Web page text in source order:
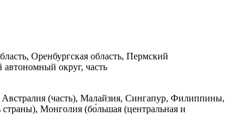
Оренбургская область, Пермский
округ, часть
(часть), Малайзия, Сингапур, Филиппины,
Монголия (бо́льшая (центральная и